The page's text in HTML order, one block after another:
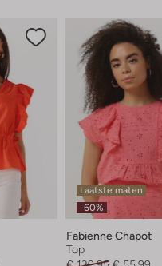
Laatste maten
-60%
Fabienne Chapot
Top